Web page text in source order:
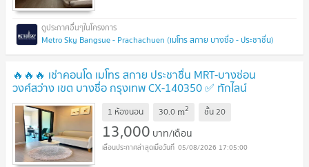
Metro Sky Bangsue - Prachachuen (เมโทร สกาย บางซื่อ - ประชาชื่น)
🔥🔥🔥 เช่าคอนโด เมโทร สกาย ประชาชื่น MRT-บางซ่อน
วงศ์สว่าง เขต บางซื่อ กรุงเทพ CX-140350 ✅ ทักไลน์
@connexproperty ตอบทันที ทีมงานมืออาชีพ ✅ 🔥🔥🔥
1 ห้องนอน 30.0 m2 ชั้น20
13,000 บาท/เดือน
05/08/2026 17:05:00